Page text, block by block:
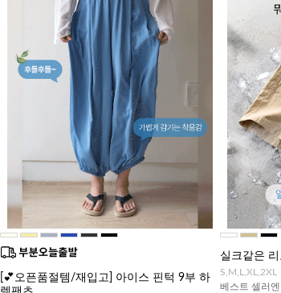
[💕오픈품절템/재입고] 아이스 핀턱 9부 하
실크같은
S,M,L,XL,2XL
베스트 셀러